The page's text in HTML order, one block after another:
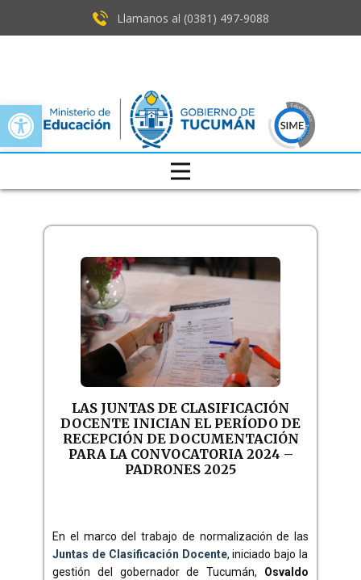
Open toolbar
Llamanos al (0381) ​497-9088
LAS JUNTAS DE CLASIFICACIÓN
DOCENTE INICIAN EL PERÍODO DE
RECEPCIÓN DE DOCUMENTACIÓN
PARA LA CONVOCATORIA 2024 –
PADRONES 2025
En el marco del trabajo de normalización de las
Juntas de Clasificación Docente, iniciado bajo la
gestión del gobernador de Tucumán, Osvaldo